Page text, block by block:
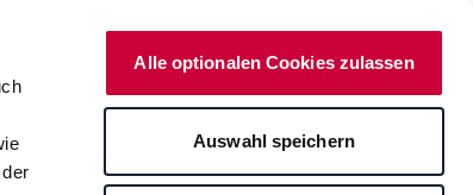
Alle optionalen Cookies zulassen
Auswahl speichern